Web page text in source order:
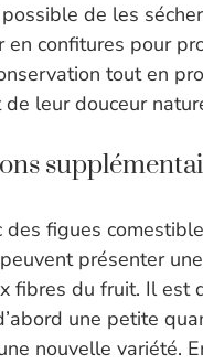
de les
en confitures pour
tout en
leur douceur
des figues
présenter
fibres du fruit. Il est
une petite
nouvelle variété.